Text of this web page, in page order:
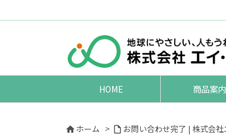
HOME 商品案内
 ホーム >  お問い合わせ完了 | 株式会